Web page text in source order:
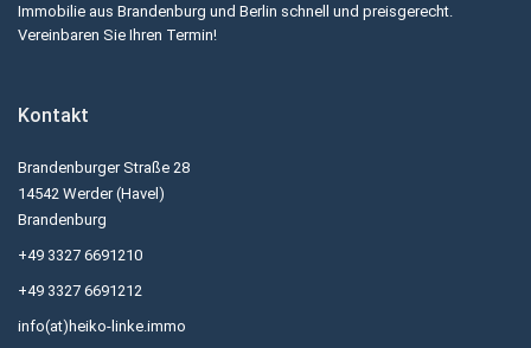
Immobilie aus Brandenburg und Berlin schnell und preisgerecht.
Vereinbaren Sie Ihren Termin!
Kontakt
Brandenburger Straße 28
14542 Werder (Havel)
Brandenburg
+49 3327 6691210
+49 3327 6691212
info(at)heiko-linke.immo